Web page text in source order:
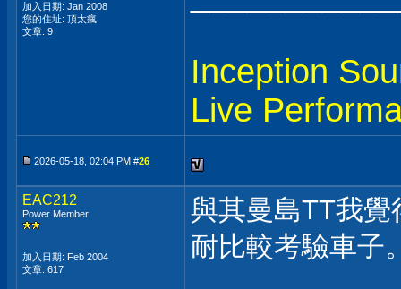
加入日期: Jan 2008
您的住址: 頂太瘋
文章: 9
Inception
Live
2026-05-18, 02:04 PM #26
EAC212
Power Member
加入日期: Feb 2004
文章: 617
與其曼島TT我
耐比較考驗車子